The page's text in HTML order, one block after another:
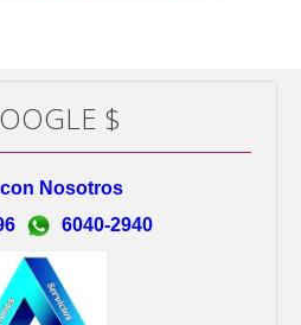
$
con Nosotros
6040-2940